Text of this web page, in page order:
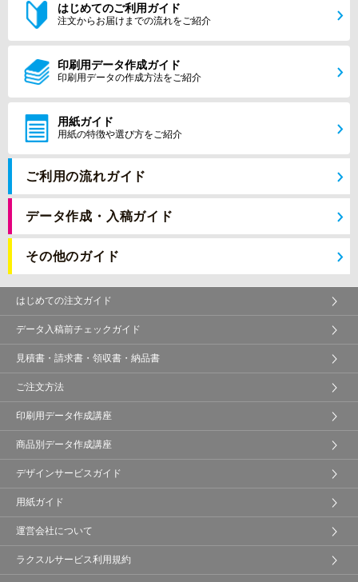
はじめてのご利用ガイド
注文からお届けまでの流れをご紹介
印刷用データ作成ガイド
印刷用データの作成方法をご紹介
用紙ガイド
用紙の特徴や選び方をご紹介
ご利用の流れガイド
データ作成・入稿ガイド
その他のガイド
はじめての注文ガイド
データ入稿前チェックガイド
見積書・請求書・領収書・納品書
ご注文方法
印刷用データ作成講座
商品別データ作成講座
デザインサービスガイド
用紙ガイド
運営会社について
ラクスルサービス利用規約